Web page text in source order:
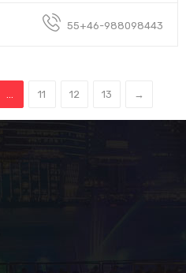
55+46-988098443
11 12 13 →